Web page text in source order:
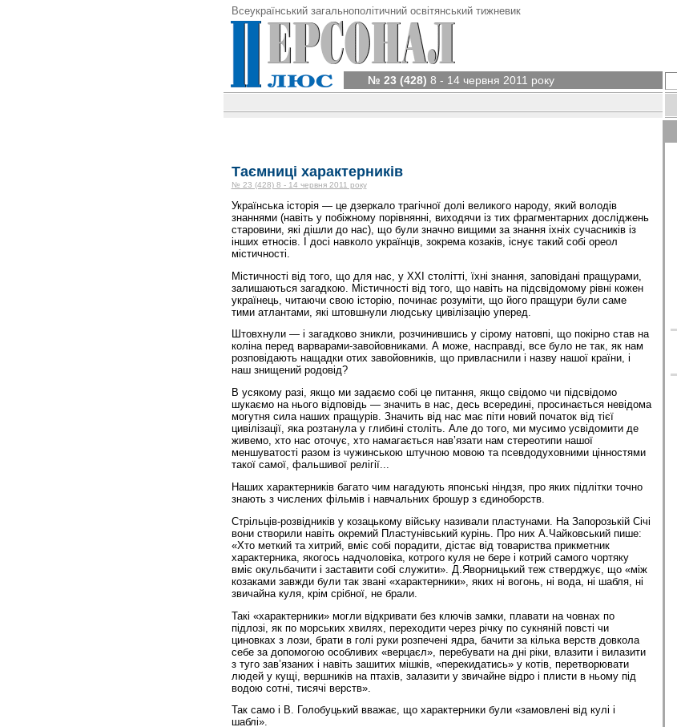
Всеукраїнський загальнополітичний освітянський тижневик
№ 23 (428) 8 - 14 червня 2011 року
Таємниці характерників
№ 23 (428) 8 - 14 червня 2011 року
Українська історія — це дзеркало трагічної долі великого народу, який володів
знаннями (навіть у побіжному порівнянні, виходячи із тих фрагментарних досліджень
старовини, які дішли до нас), що були значно вищими за знання іхніх сучасників із
інших етносів. І досі навколо українців, зокрема козаків, існує такий собі ореол
містичності.
Містичності від того, що для нас, у ХХІ столітті, їхні знання, заповідані пращурами,
залишаються загадкою. Містичності від того, що навіть на підсвідомому рівні кожен
українець, читаючи свою історію, починає розуміти, що його пращури були саме
тими атлантами, які штовшнули людську цивілізацію уперед.
Штовхнули — і загадково зникли, розчинившись у сірому натовпі, що покірно став на
коліна перед варварами-завойовниками. А може, насправді, все було не так, як нам
розповідають нащадки отих завойовників, що привласнили і назву нашої країни, і
наш знищений родовід?
В усякому разі, якщо ми задаємо собі це питання, якщо свідомо чи підсвідомо
шукаємо на нього відповідь — значить в нас, десь всередині, просинається невідома
могутня сила наших пращурів. Значить від нас має піти новий початок від тієї
цивілізації, яка розтанула у глибині століть. Але до того, ми мусимо усвідомити де
живемо, хто нас оточує, хто намагається нав’язати нам стереотипи нашої
меншуватості разом із чужинською штучною мовою та псевдодуховними цінностями
такої самої, фальшивої релігії...
Наших характерників багато чим нагадують японські ніндзя, про яких підлітки точно
знають з числених фільмів і навчальних брошур з єдиноборств.
Стрільців-розвідників у козацькому війську називали пластунами. На Запорозькій Січі
вони створили навіть окремий Пластунівський курінь. Про них А.Чайковський пише:
«Хто меткий та хитрий, вміє собі порадити, дістає від товариства прикметник
характерника, якогось надчоловіка, котрого куля не бере і котрий самого чортяку
вміє окульбачити і заставити собі служити». Д.Яворницький теж стверджує, що «між
козаками завжди були так звані «характерники», яких ні вогонь, ні вода, ні шабля, ні
звичайна куля, крім срібної, не брали.
Такі «характерники» могли відкривати без ключів замки, плавати на човнах по
підлозі, як по морських хвилях, переходити через річку по сукняній повсті чи
циновках з лози, брати в голі руки розпечені ядра, бачити за кілька верств довкола
себе за допомогою особливих «верцаєл», перебувати на дні ріки, влазити і вилазити
з туго зав’язаних і навіть зашитих мішків, «перекидатись» у котів, перетворювати
людей у кущі, вершників на птахів, залазити у звичайне відро і плисти в ньому під
водою сотні, тисячі верств».
Так само і В. Голобуцький вважає, що характерники були «замовлені від кулі і
шаблі».